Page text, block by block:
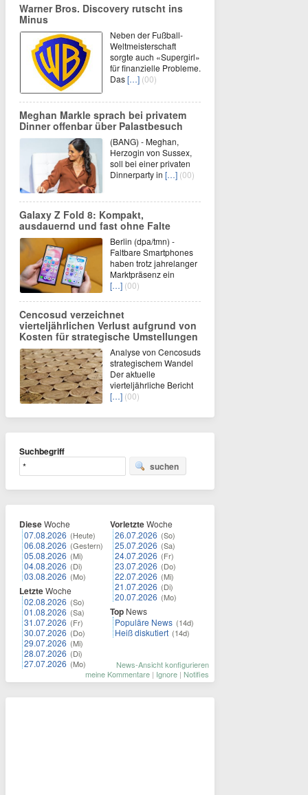
Warner Bros. Discovery rutscht ins
Minus
Neben der Fußball-
Weltmeisterschaft
sorgte auch «Supergirl»
für finanzielle Probleme.
Das[…] (00)
Meghan Markle sprach bei privatem
Dinner offenbar über Palastbesuch
(BANG) - Meghan,
Herzogin von Sussex,
soll bei einer privaten
Dinnerparty in […] (00)
Galaxy Z Fold 8: Kompakt,
ausdauernd und fast ohne Falte
Berlin (dpa/tmn) -
Faltbare Smartphones
haben trotz jahrelanger
Marktpräsenz ein
[…] (00)
Cencosud verzeichnet
vierteljährlichen Verlust aufgrund von
Kosten für strategische Umstellungen
Analyse von Cencosuds
strategischem Wandel
Der aktuelle
vierteljährliche Bericht
[…] (00)
Suchbegriff
suchen
DieseWoche
07.08.2026 (Heute)
06.08.2026 (Gestern)
05.08.2026 (Mi)
04.08.2026 (Di)
03.08.2026 (Mo)
LetzteWoche
02.08.2026 (So)
01.08.2026 (Sa)
31.07.2026 (Fr)
30.07.2026 (Do)
29.07.2026 (Mi)
28.07.2026 (Di)
27.07.2026 (Mo)
VorletzteWoche
26.07.2026 (So)
25.07.2026 (Sa)
24.07.2026 (Fr)
23.07.2026 (Do)
22.07.2026 (Mi)
21.07.2026 (Di)
20.07.2026 (Mo)
Top News
Populäre News (14d)
Heiß diskutiert (14d)
News-Ansicht konfigurieren
meine Kommentare | Ignore | Notifies